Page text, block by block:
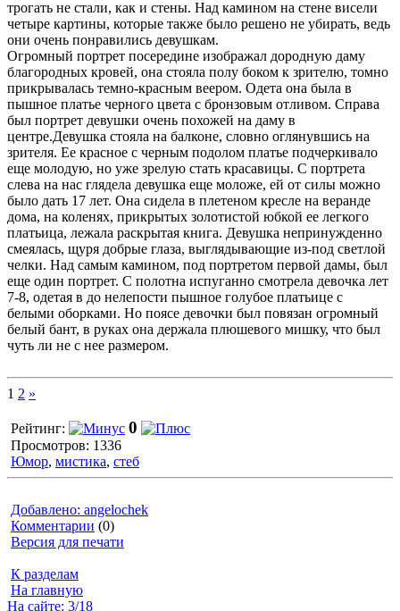
трогать не стали, как и стены. Над камином на стене висели
четыре картины, которые также было решено не убирать, ведь
они очень понравились девушкам.
Огромный портрет посередине изображал дородную даму
благородных кровей, она стояла полу боком к зрителю, томно
прикрывалась темно-красным веером. Одета она была в
пышное платье черного цвета с бронзовым отливом. Справа
был портрет девушки очень похожей на даму в
центре.Девушка стояла на балконе, словно оглянувшись на
зрителя. Ее красное с черным подолом платье подчеркивало
еще молодую, но уже зрелую стать красавицы. С портрета
слева на нас глядела девушка еще моложе, ей от силы можно
было дать 17 лет. Она сидела в плетеном кресле на веранде
дома, на коленях, прикрытых золотистой юбкой ее легкого
платьица, лежала раскрытая книга. Девушка непринужденно
смеялась, щуря добрые глаза, выглядывающие из-под светлой
челки. Над самым камином, под портретом первой дамы, был
еще один портрет. С полотна испуганно смотрела девочка лет
7-8, одетая в до нелепости пышное голубое платьице с
белыми оборками. Но поясе девочки был повязан огромный
белый бант, в руках она держала плюшевого мишку, что был
чуть ли не с нее размером.
1 2 »
Рейтинг: 0
Просмотров: 1336
Юмор, мистика, стеб
Добавлено: angelochek
Комментарии (0)
Версия для печати
К разделам
На главную
На сайте: 3/18